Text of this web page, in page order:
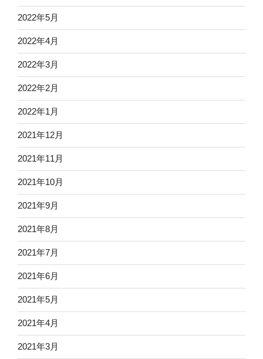
2022年5月
2022年4月
2022年3月
2022年2月
2022年1月
2021年12月
2021年11月
2021年10月
2021年9月
2021年8月
2021年7月
2021年6月
2021年5月
2021年4月
2021年3月